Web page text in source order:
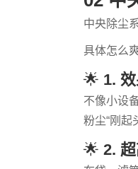
中央除尘
具体怎么
🌟 1.
不像小设
粉尘“刚起
🌟 2.